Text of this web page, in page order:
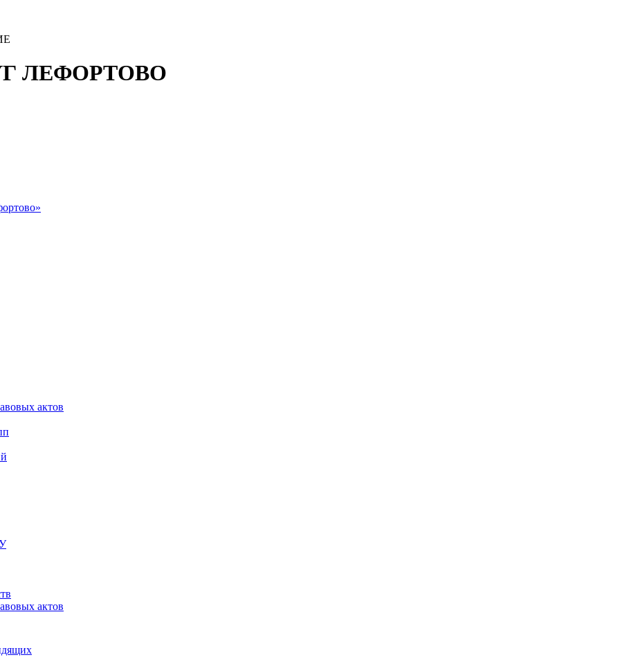
ЛЕФОРТОВО
актов
актов